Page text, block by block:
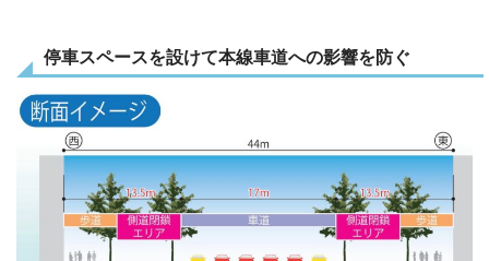
停車スペースを設けて本線車道への影響を防ぐ